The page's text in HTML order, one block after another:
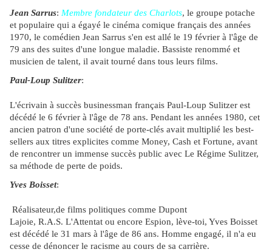
Jean Sarrus: Membre fondateur des Charlots, le groupe potache
et populaire qui a égayé le cinéma comique français des années
1970, le comédien Jean Sarrus s'en est allé le 19 février à l'âge de
79 ans des suites d'une longue maladie. Bassiste renommé et
musicien de talent, il avait tourné dans tous leurs films.
Paul-Loup Sulitzer:
L'écrivain à succès businessman français Paul-Loup Sulitzer est
décédé le 6 février à l'âge de 78 ans. Pendant les années 1980, cet
ancien patron d'une société de porte-clés avait multiplié les best-
sellers aux titres explicites comme Money, Cash et Fortune, avant
de rencontrer un immense succès public avec Le Régime Sulitzer,
sa méthode de perte de poids.
Yves Boisset:
Réalisateur,de films politiques comme Dupont
Lajoie, R.A.S. L'Attentat ou encore Espion, lève-toi, Yves Boisset
est décédé le 31 mars à l'âge de 86 ans. Homme engagé, il n'a eu
cesse de dénoncer le racisme au cours de sa carrière.